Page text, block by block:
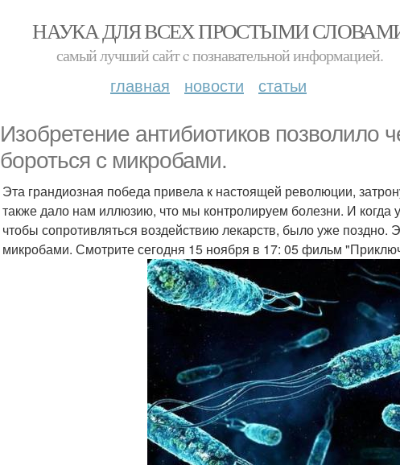
НАУКА ДЛЯ ВСЕХ ПРОСТЫМИ
самый лучший сайт c познавательной информацией.
главная новости статьи
Изобретение антибиотиков позволило
бороться с микробами.
Эта грандиозная победа привела к настоящей революции,
также дало нам иллюзию, что мы контролируем болезни. И когда
чтобы сопротивляться воздействию лекарств, было уже
микробами. Смотрите сегодня 15 ноября в 17: 05 фильм